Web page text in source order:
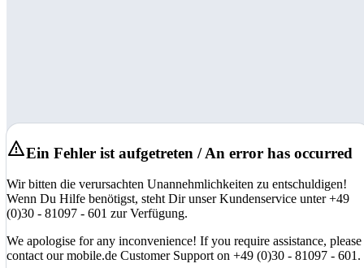
Ein Fehler ist aufgetreten / An error has occurred
Wir bitten die verursachten Unannehmlichkeiten zu entschuldigen!
Wenn Du Hilfe benötigst, steht Dir unser Kundenservice unter +49
(0)30 - 81097 - 601 zur Verfügung.
We apologise for any inconvenience! If you require assistance, please
contact our mobile.de Customer Support on +49 (0)30 - 81097 - 601.